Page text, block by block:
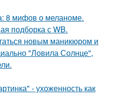
8 мифов о меланоме.
подборка с WB.
новым маникюром и
"Ловила Солнце",
- ухоженность как